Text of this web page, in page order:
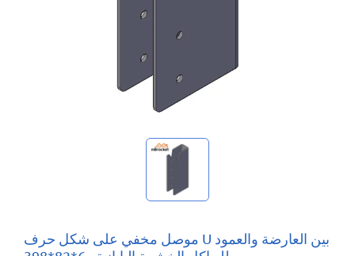
موصل مخفي على شكل حرف U بين العارضة والعمود